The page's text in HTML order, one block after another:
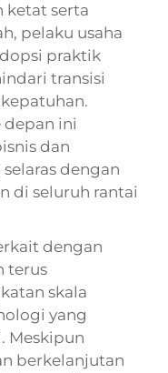
ketat serta
pelaku usaha
praktik
transisi
depan ini
dan
dengan
di seluruh rantai
dengan
terus
skala
yang
Meskipun
berkelanjutan